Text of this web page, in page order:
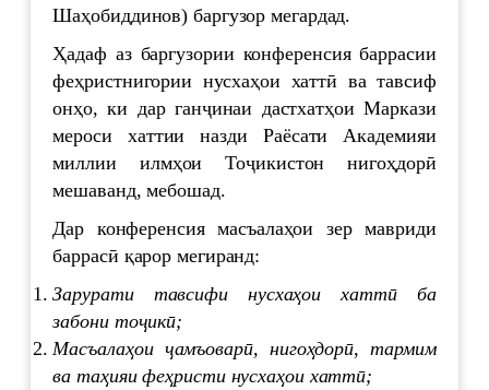
Шаҳобиддинов) баргузор мегардад.
Ҳадаф аз баргузории конференсия баррасии
феҳристнигории нусхаҳои хаттӣ ва тавсиф
онҳо, ки дар ганҷинаи дастхатҳои Маркази
мероси хаттии назди Раёсати Академияи
миллии илмҳои Тоҷикистон нигоҳдорӣ
мешаванд, мебошад.
Дар конференсия масъалаҳои зер мавриди
баррасӣ қарор мегиранд:
Зарурати тавсифи нусхаҳои хаттӣ ба
забони тоҷикӣ;
Масъалаҳои ҷамъоварӣ, нигоҳдорӣ, тармим
ва таҳияи феҳристи нусхаҳои хаттӣ;